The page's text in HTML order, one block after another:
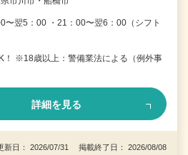
〜翌5：00 ・21：00〜翌6：00（シフト
！ ※18歳以上：警備業法による（例外事
詳細を見る
新日： 2026/07/31 掲載終了日： 2026/08/08